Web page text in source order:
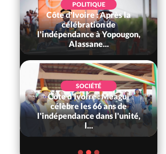
POLITIQUE
Côte d'Ivoire : Après la
célébration de
l'indépendance à Yopougon,
Alassane...
SOCIÉTÉ
Côte d'Ivoire : Méagui
célèbre les 66 ans de
l'indépendance dans l'unité,
l...